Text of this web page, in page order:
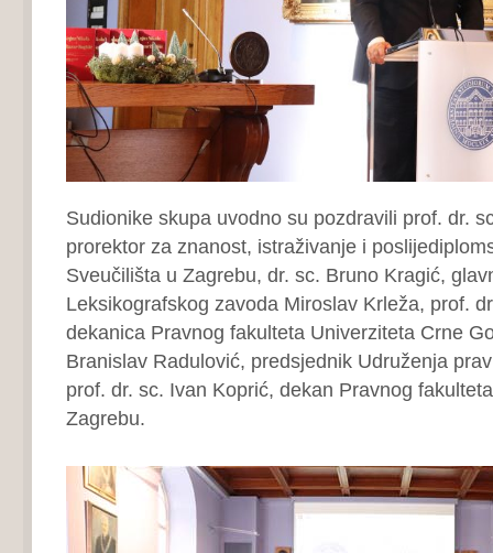
Sudionike skupa uvodno su pozdravili prof. dr.
prorektor za znanost, istraživanje i
Sveučilišta u Zagrebu, dr. sc. Bruno Kragić,
Leksikografskog zavoda Miroslav Krleža, prof.
dekanica Pravnog fakulteta Univerziteta Crne
Branislav Radulović, predsjednik Udruženja
prof. dr. sc. Ivan Koprić, dekan Pravnog
Zagrebu.